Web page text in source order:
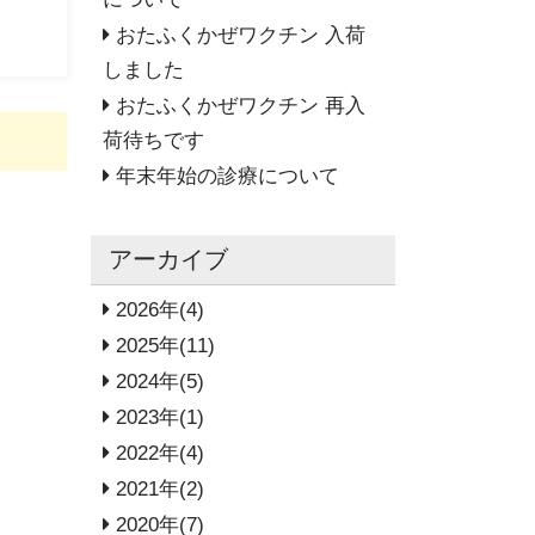
おたふくかぜワクチン 入荷
しました
おたふくかぜワクチン 再入
荷待ちです
年末年始の診療について
アーカイブ
2026年(4)
2025年(11)
2024年(5)
2023年(1)
2022年(4)
2021年(2)
2020年(7)